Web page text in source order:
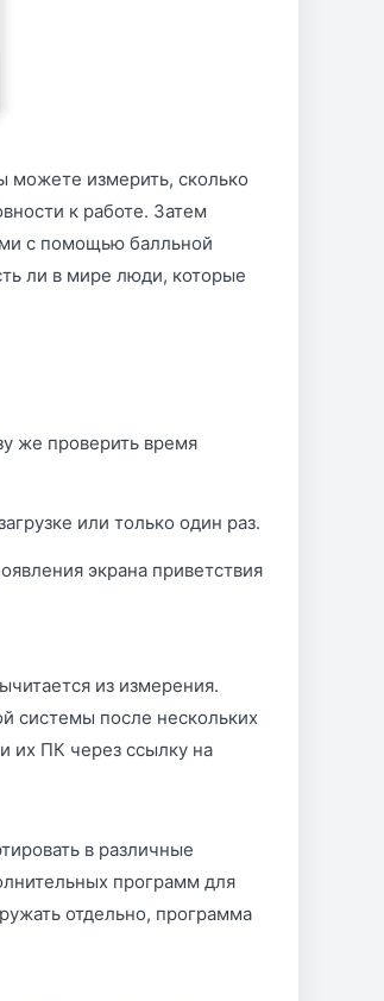
можете измерить, сколько
к работе. Затем
с помощью балльной
ли в мире люди, которые
же проверить время
или только один раз.
экрана приветствия
из измерения.
системы после нескольких
их ПК через ссылку на
в различные
программ для
отдельно, программа